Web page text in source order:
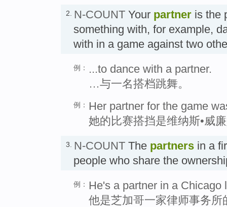
2. N-COUNT Your partner is the
something with, for example,
with in a game against two
例：
...to dance with a partner.
…与一名搭档跳舞。
例： Her partner for the game
她的比赛搭挡是维纳斯•威
3. N-COUNT The partners in a
people who share the
例： He's a partner in a Chicago
他是芝加哥一家律师事务所